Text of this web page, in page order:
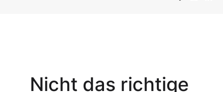
Gutschein-Code
INSPEC30
Nicht das richtige